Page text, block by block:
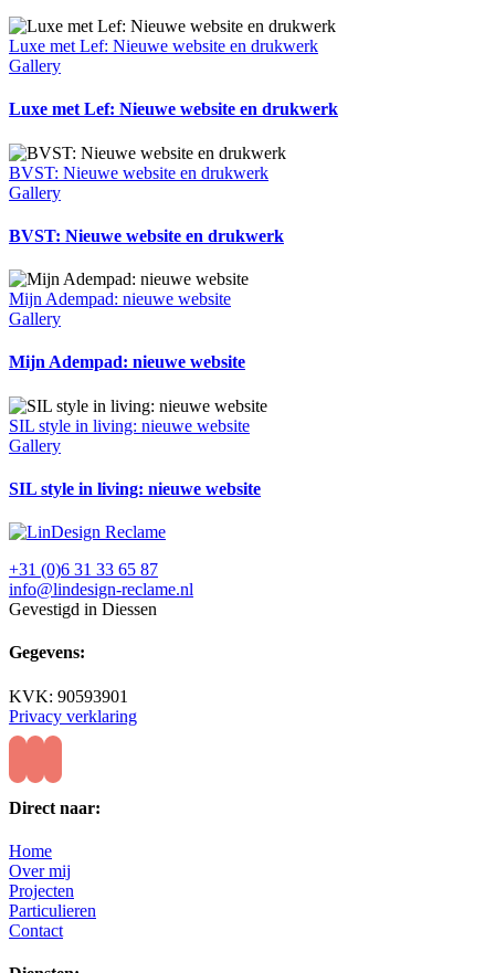
Luxe met Lef: Nieuwe website en drukwerk
Gallery
Luxe met Lef: Nieuwe website en drukwerk
BVST: Nieuwe website en drukwerk
Gallery
BVST: Nieuwe website en drukwerk
Mijn Adempad: nieuwe website
Gallery
Mijn Adempad: nieuwe website
SIL style in living: nieuwe website
Gallery
SIL style in living: nieuwe website
+31 (0)6 31 33 65 87
info@lindesign-reclame.nl
Gevestigd in Diessen
Gegevens:
KVK: 90593901
Privacy verklaring
Direct naar:
Home
Over mij
Projecten
Particulieren
Contact